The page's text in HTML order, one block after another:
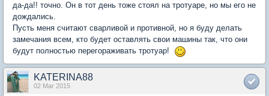
да-да!! точно. Он в тот день тоже стоял на тротуаре, но мы его не
дождались.
Пусть меня считают сварливой и противной, но я буду делать
замечания всем, кто будет оставлять свои машины так, что они
будут полностью перегораживать тротуар!
KATERINA88
02 Mar 2015